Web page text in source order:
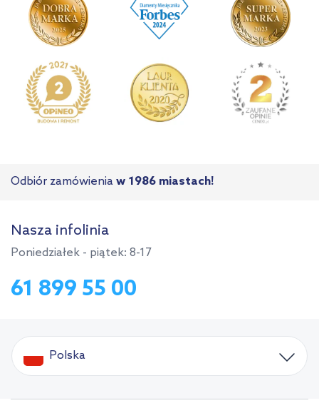
Odbiór zamówienia w 1986 miastach!
Nasza infolinia
Poniedziałek - piątek: 8-17
61 899 55 00
Polska